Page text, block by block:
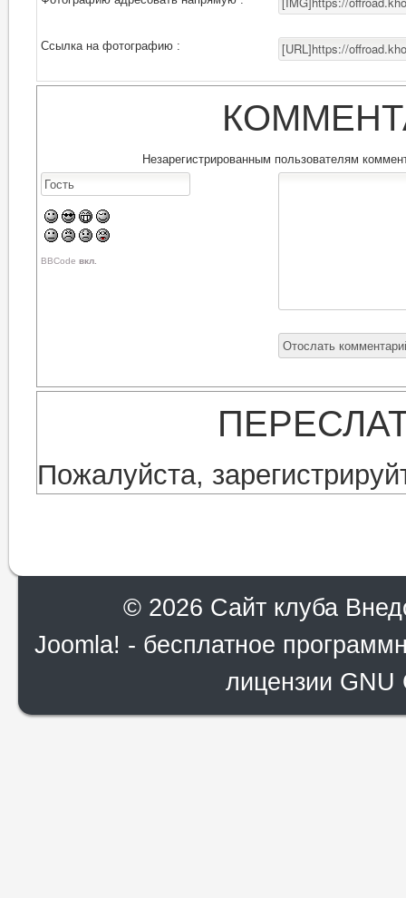
Ссылка на фотографию :
Незарегистрированным пользователям
BBCode вкл.
Пожалуйста,
© 2026 Сайт клуба
Joomla! - бесплатное
лицензии GNU